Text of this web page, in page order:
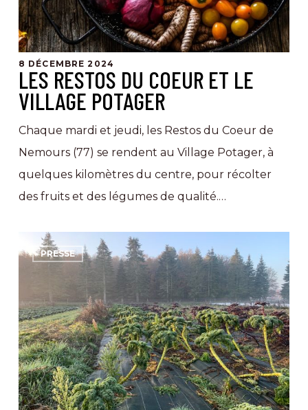
Village
Potager
8 DÉCEMBRE 2024
LES RESTOS DU COEUR ET LE
VILLAGE POTAGER
Chaque mardi et jeudi, les Restos du Coeur de
Nemours (77) se rendent au Village Potager, à
quelques kilomètres du centre, pour récolter
des fruits et des légumes de qualité.…
Village
un
lieu
unique
tourné
vers
PRESSE